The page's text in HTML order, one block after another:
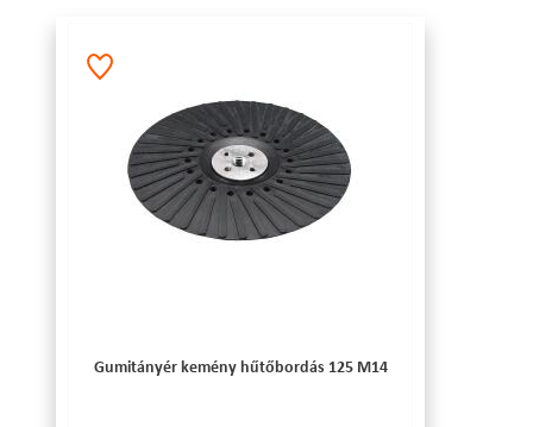
Gumitányér kemény hűtőbordás 125 M14